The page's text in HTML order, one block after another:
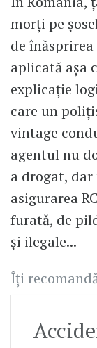
morți pe
de
aplicată așa
explicație
care un
vintage
agentul nu
a drogat,
asigurarea
furată, de
și ilegale...
Îți